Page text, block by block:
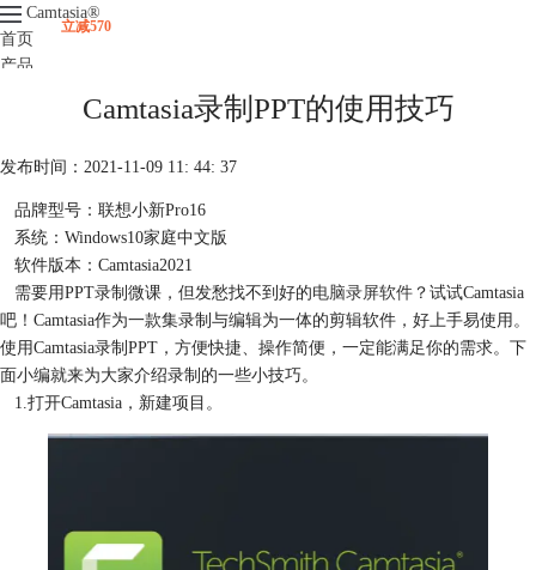
Camtasia®
首页
产品
立减570
视频课程
Camtasia录制PPT的使用技巧
发布时间：2021-11-09 11: 44: 37
品牌型号：联想小新Pro16
系统：Windows10家庭中文版
软件版本：Camtasia2021
需要用PPT录制微课，但发愁找不到好的电脑录屏软件 ？试试Camtasia
吧！Camtasia作为一款集录制与编辑为一体的剪辑软件，好上手易使用。
使用Camtasia录制PPT，方便快捷、操作简便，一定能满足你的需求。下
面小编就来为大家介绍录制的一些小技巧。
1.打开Camtasia，新建项目。